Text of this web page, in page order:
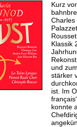
Kurz
Charles
Klassik
und
stärker
ist. Im
konnte